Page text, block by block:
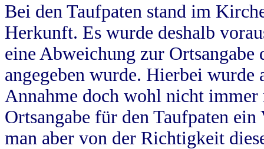
Bei den Taufpaten stand im
Herkunft. Es wurde deshalb
eine Abweichung zur
angegeben wurde. Hierbei wurde
Annahme doch wohl nicht
Ortsangabe für den Taufpaten
man aber von der Richtigkeit